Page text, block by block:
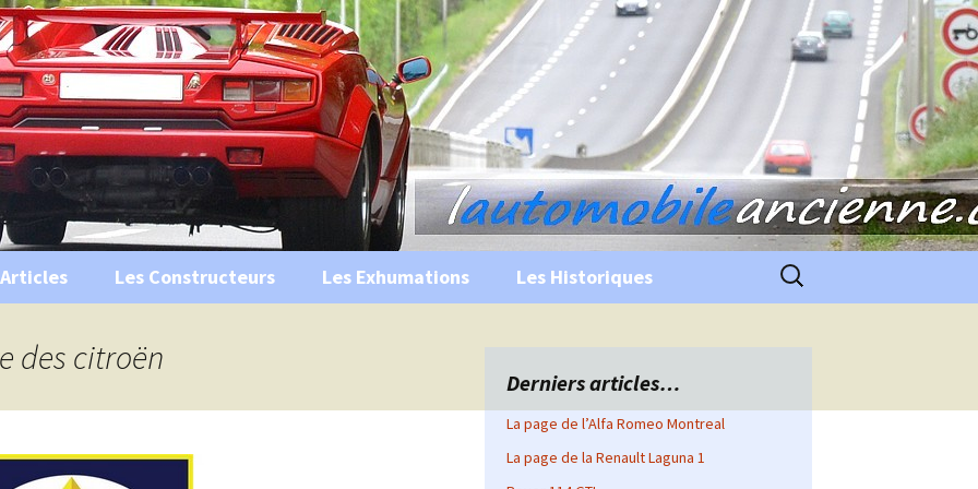
Ancienne
historiques …
Les Constructeurs Les Exhumations Les Historiques Rechercher :
des citroën
Derniers articles…
La page de l’Alfa Romeo Montreal
La page de la Renault Laguna 1